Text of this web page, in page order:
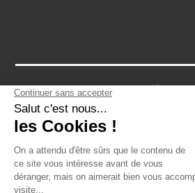
Notre assurance RCP vous protège
d'un EVG: une cheville en vrac après
cou après un striptease? Notre